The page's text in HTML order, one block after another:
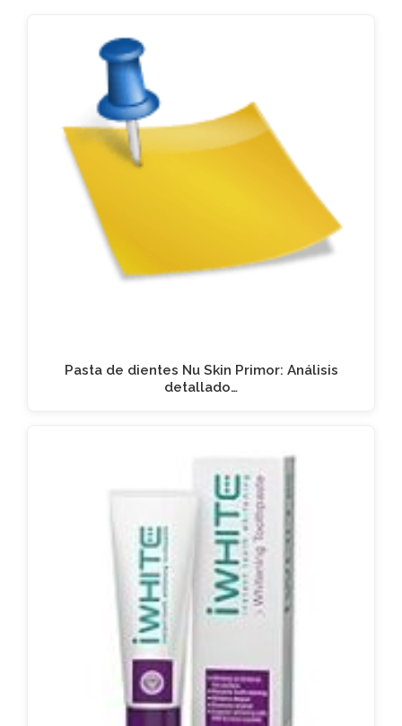
Pasta de dientes Nu Skin Primor: Análisis
detallado…